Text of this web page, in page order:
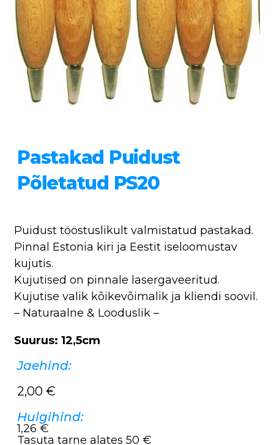
Pastakad Puidust
Põletatud PS20
Puidust tööstuslikult valmistatud pastakad.
Pinnal Estonia kiri ja Eestit iseloomustav
kujutis.
Kujutised on pinnale lasergaveeritud.
Kujutise valik kõikevõimalik ja kliendi soovil.
– Naturaalne & Looduslik –
Suurus: 12,5cm
Jaehind:
2,00 €
Hulgihind:
1,26 €
Tasuta tarne alates 50 €